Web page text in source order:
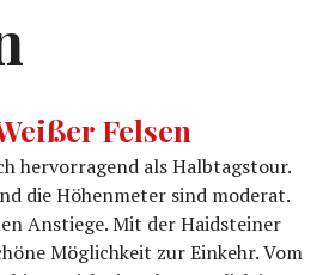
Felsen
hervorragend als Halbtagstour.
die Höhenmeter sind moderat.
Anstiege. Mit der Haidsteiner
Möglichkeit zur Einkehr. Vom